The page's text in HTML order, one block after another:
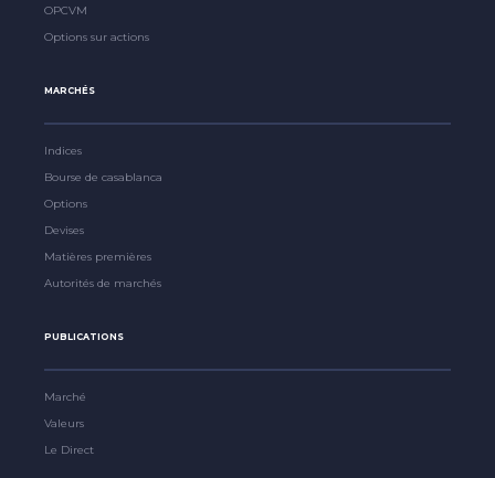
OPCVM
Options sur actions
MARCHÉS
Indices
Bourse de casablanca
Options
Devises
Matières premières
Autorités de marchés
PUBLICATIONS
Marché
Valeurs
Le Direct